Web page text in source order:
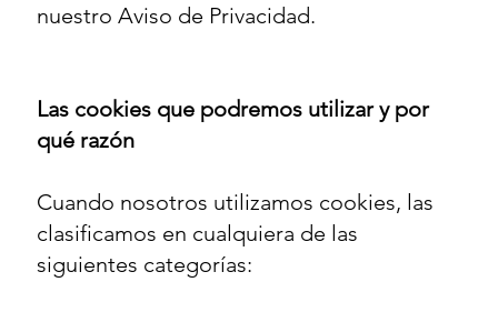
nuestro Aviso de Privacidad.
Las cookies que podremos utilizar y por
qué razón
Cuando nosotros utilizamos cookies, las
clasificamos en cualquiera de las
siguientes categorías: